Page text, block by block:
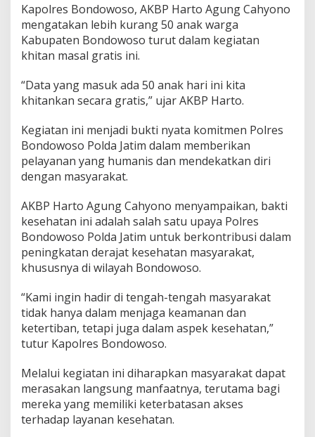
i
t
a
n
G
a
t
s
Kapolres Bondowoso, AKBP Harto Agung Cahyono
mengatakan lebih kurang 50 anak warga
Kabupaten Bondowoso turut dalam kegiatan
khitan masal gratis ini.
“Data yang masuk ada 50 anak hari ini kita
khitankan secara gratis,” ujar AKBP Harto.
Kegiatan ini menjadi bukti nyata komitmen Polres
Bondowoso Polda Jatim dalam memberikan
pelayanan yang humanis dan mendekatkan diri
dengan masyarakat.
AKBP Harto Agung Cahyono menyampaikan, bakti
kesehatan ini adalah salah satu upaya Polres
Bondowoso Polda Jatim untuk berkontribusi dalam
peningkatan derajat kesehatan masyarakat,
khususnya di wilayah Bondowoso.
“Kami ingin hadir di tengah-tengah masyarakat
tidak hanya dalam menjaga keamanan dan
ketertiban, tetapi juga dalam aspek kesehatan,”
tutur Kapolres Bondowoso.
Melalui kegiatan ini diharapkan masyarakat dapat
merasakan langsung manfaatnya, terutama bagi
mereka yang memiliki keterbatasan akses
terhadap layanan kesehatan.